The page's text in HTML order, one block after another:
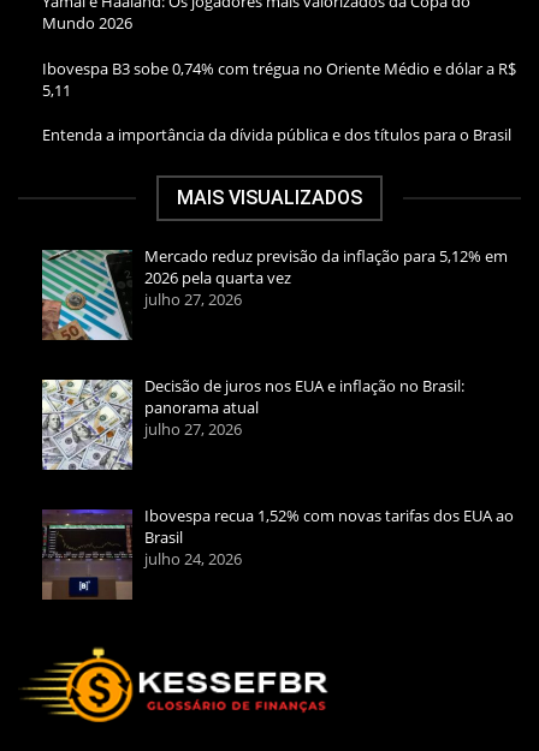
Mundo 2026
Ibovespa B3 sobe 0,74% com trégua no Oriente Médio e dólar a R$
5,11
Entenda a importância da dívida pública e dos títulos para o Brasil
MAIS VISUALIZADOS
Mercado reduz previsão da inflação para 5,12% em
2026 pela quarta vez
julho 27, 2026
Decisão de juros nos EUA e inflação no Brasil:
panorama atual
julho 27, 2026
Ibovespa recua 1,52% com novas tarifas dos EUA ao
Brasil
julho 24, 2026